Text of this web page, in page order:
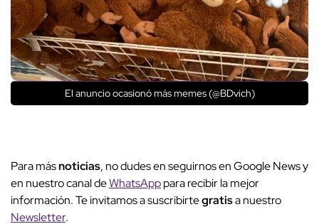
El anuncio ocasionó más memes (@BDvich)
Para másnoticias, no dudes en seguirnos en Google News y
en nuestro canal deWhatsApppara recibir la mejor
información. Te invitamos a suscribirtegratisa nuestro
Newsletter.